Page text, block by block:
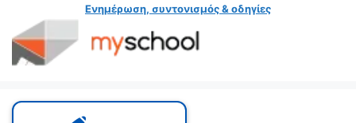
Ενημέρωση, συντονισμός & οδηγίες